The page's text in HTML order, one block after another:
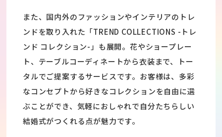
また、国内外のファッションやインテリアのトレ
ンドを取り入れた「TREND COLLECTIONS -トレ
ンド コレクション-」も展開。花やショープレー
ト、テーブルコーディネートから衣装まで、トー
タルでご提案するサービスです。お客様は、多彩
なコンセプトから好きなコレクションを自由に選
ぶことができ、気軽におしゃれで自分たちらしい
結婚式がつくれる点が魅力です。